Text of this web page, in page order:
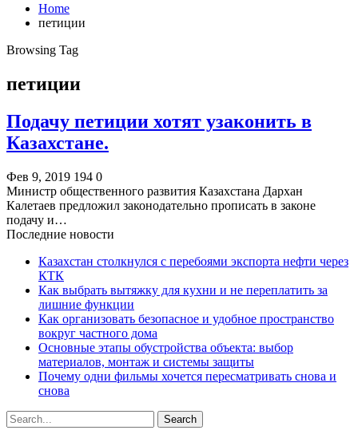
Home
петиции
Browsing Tag
петиции
Подачу петиции хотят узаконить в
Казахстане.
Фев 9, 2019 194 0
Министр общественного развития Казахстана Дархан
Калетаев предложил законодательно прописать в законе
подачу и…
Последние новости
Казахстан столкнулся с перебоями экспорта нефти через
КТК
Как выбрать вытяжку для кухни и не переплатить за
лишние функции
Как организовать безопасное и удобное пространство
вокруг частного дома
Основные этапы обустройства объекта: выбор
материалов, монтаж и системы защиты
Почему одни фильмы хочется пересматривать снова и
снова